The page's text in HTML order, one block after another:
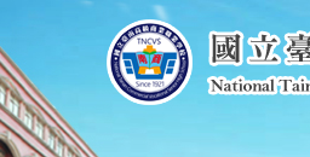
主
要
內
容